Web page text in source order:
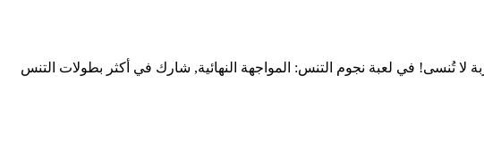
لا تُنسى! في لعبة نجوم التنس: المواجهة النهائية, شارك في أكثر بطولات التنس